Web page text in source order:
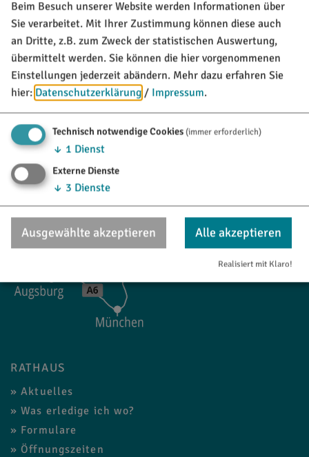
Marktstraße 21
85135 Titting
08423/9921-28
tourismus@titting.de
RATHAUS
Aktuelles
Was erledige ich wo?
Formulare
Öffnungszeiten
Beim Besuch unserer Website werden Informationen über
Sie verarbeitet. Mit Ihrer Zustimmung können diese auch
an Dritte, z.B. zum Zweck der statistischen Auswertung,
übermittelt werden. Sie können die hier vorgenommenen
Einstellungen jederzeit abändern. Mehr dazu erfahren Sie
hier: Datenschutzerklärung / Impressum.
Technisch notwendige Cookies(immer erforderlich)
↓ 1 Dienst
Externe Dienste
↓ 3 Dienste
Ausgewählte akzeptieren Alle akzeptieren
Realisiert mit Klaro!